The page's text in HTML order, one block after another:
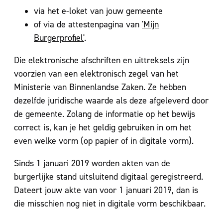
via het e-loket van jouw gemeente
of via de attestenpagina van 'Mijn
Burgerprofiel'.
Die elektronische afschriften en uittreksels zijn
voorzien van een elektronisch zegel van het
Ministerie van Binnenlandse Zaken. Ze hebben
dezelfde juridische waarde als deze afgeleverd door
de gemeente. Zolang de informatie op het bewijs
correct is, kan je het geldig gebruiken in om het
even welke vorm (op papier of in digitale vorm).
Sinds 1 januari 2019 worden akten van de
burgerlijke stand uitsluitend digitaal geregistreerd.
Dateert jouw akte van voor 1 januari 2019, dan is
die misschien nog niet in digitale vorm beschikbaar.